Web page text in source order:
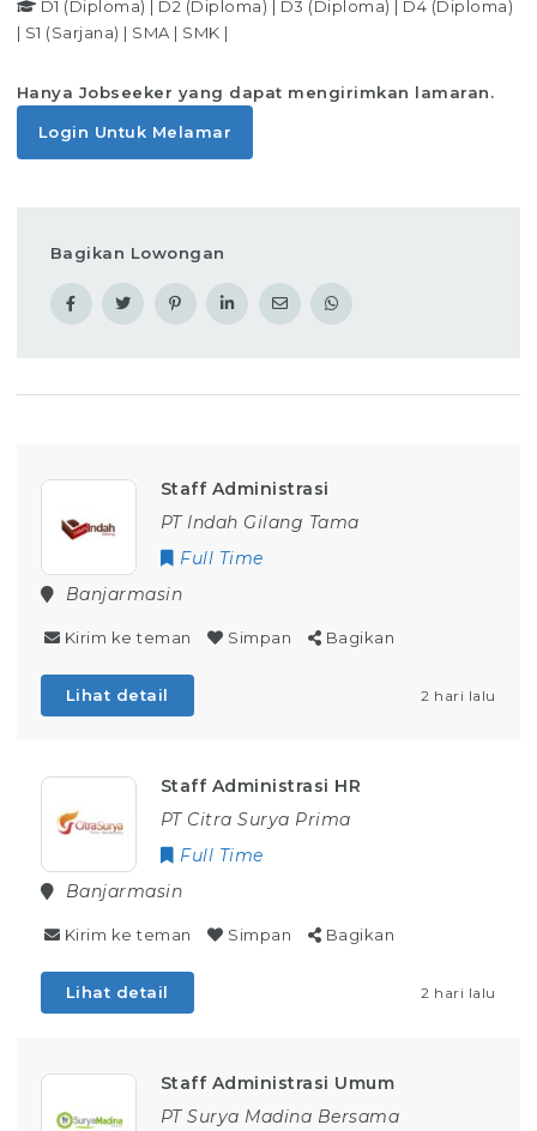
D1 (Diploma) | D2 (Diploma) | D3 (Diploma) | D4 (Diploma)
| S1 (Sarjana) | SMA | SMK |
Hanya Jobseeker yang dapat mengirimkan lamaran.
Login Untuk Melamar
Bagikan Lowongan
Staff Administrasi
PT Indah Gilang Tama
Full Time
Banjarmasin
Kirim ke teman Simpan Bagikan
Lihat detail 2 hari lalu
Staff Administrasi HR
PT Citra Surya Prima
Full Time
Banjarmasin
Kirim ke teman Simpan Bagikan
Lihat detail 2 hari lalu
Staff Administrasi Umum
PT Surya Madina Bersama